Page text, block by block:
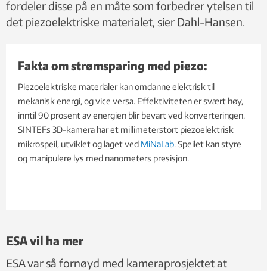
fordeler disse på en måte som forbedrer ytelsen til
det piezoelektriske materialet, sier Dahl-Hansen.
Fakta om strømsparing med piezo:
Piezoelektriske materialer kan omdanne elektrisk til
mekanisk energi, og vice versa. Effektiviteten er svært høy,
inntil 90 prosent av energien blir bevart ved konverteringen.
SINTEFs 3D-kamera har et millimeterstort piezoelektrisk
mikrospeil, utviklet og laget ved MiNaLab. Speilet kan styre
og manipulere lys med nanometers presisjon.
ESA vil ha mer
ESA var så fornøyd med kameraprosjektet at